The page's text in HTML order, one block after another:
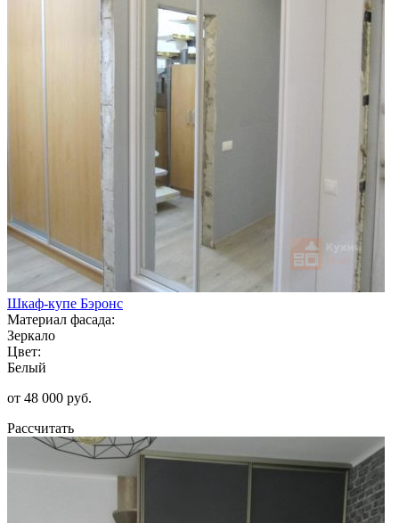
Шкаф-купе Бэронс
Материал фасада:
Зеркало
Цвет:
Белый
от 48 000 руб.
Рассчитать